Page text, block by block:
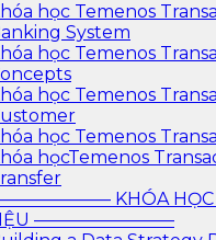
học Temenos
System
học Temenos
học Temenos
học Temenos
họcTemenos
KHÓA HỌC
————————